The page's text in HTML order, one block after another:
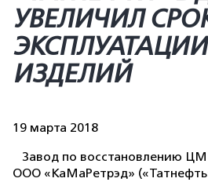
УВЕЛИЧИЛ
ИЗДЕЛИЙ
19 марта 2018
Завод по восстановлению
ООО «КаМаРетрэд»